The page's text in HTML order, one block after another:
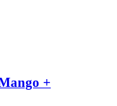
+